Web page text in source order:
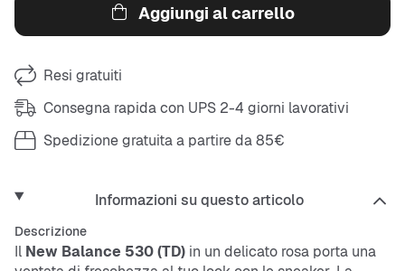
Aggiungi al carrello
Resi gratuiti
Consegna rapida con UPS 2-4 giorni lavorativi
Spedizione gratuita a partire da 85€
Informazioni su questo articolo
Descrizione
Il New Balance 530 (TD) in un delicato rosa porta una